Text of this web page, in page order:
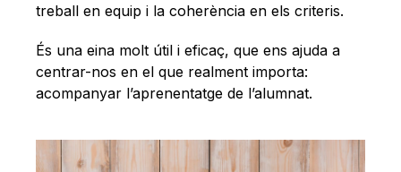
treball en equip i la coherència en els criteris.
És una eina molt útil i eficaç, que ens ajuda a
centrar-nos en el que realment importa:
acompanyar l’aprenentatge de l’alumnat.